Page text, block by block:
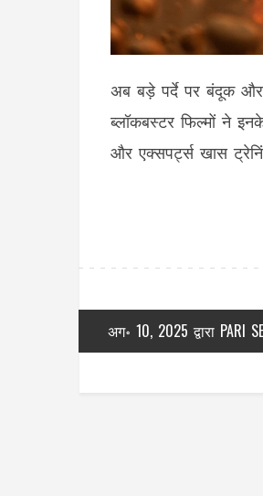
अब बड़े पर्दे पर बंदूक और
ब्लॉकबस्टर फिल्मों ने
और एक्सपर्ट्स खास
अग॰ 10, 2025 द्वारा PARI